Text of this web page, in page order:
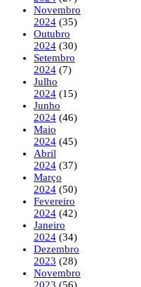
Novembro
2024 (35)
Outubro
2024 (30)
Setembro
2024 (7)
Julho
2024 (15)
Junho
2024 (46)
Maio
2024 (45)
Abril
2024 (37)
Março
2024 (50)
Fevereiro
2024 (42)
Janeiro
2024 (34)
Dezembro
2023 (28)
Novembro